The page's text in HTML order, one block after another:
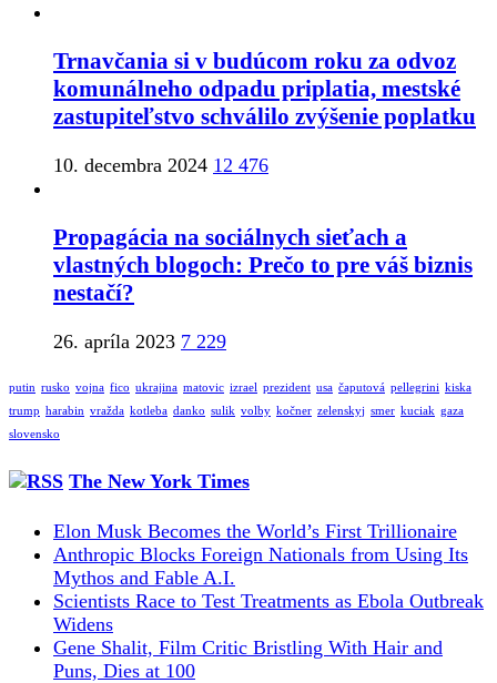
Trnavčania si v budúcom roku za odvoz
komunálneho odpadu priplatia, mestské
zastupiteľstvo schválilo zvýšenie poplatku
10. decembra 2024 12 476
Propagácia na sociálnych sieťach a
vlastných blogoch: Prečo to pre váš biznis
nestačí?
26. apríla 2023 7 229
putin rusko vojna fico ukrajina matovic izrael prezident usa čaputová pellegrini kiska
trump harabin vražda kotleba danko sulik volby kočner zelenskyj smer kuciak gaza
slovensko
The New York Times
Elon Musk Becomes the World’s First Trillionaire
Anthropic Blocks Foreign Nationals from Using Its
Mythos and Fable A.I.
Scientists Race to Test Treatments as Ebola Outbreak
Widens
Gene Shalit, Film Critic Bristling With Hair and
Puns, Dies at 100